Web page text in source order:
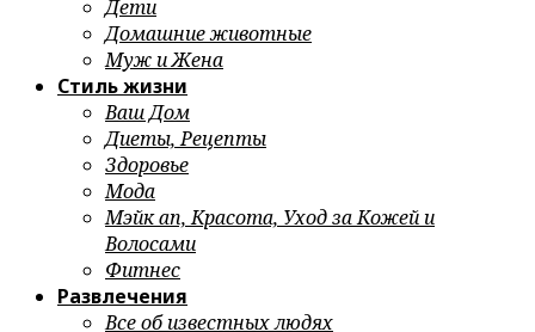
Дети
Домашние животные
Муж и Жена
Стиль жизни
Ваш Дом
Диеты, Рецепты
Здоровье
Мода
Мэйк ап, Красота, Уход за Кожей и
Волосами
Фитнес
Развлечения
Все об известных людях